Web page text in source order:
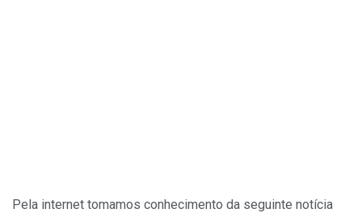
Pela internet tomamos conhecimento da seguinte notícia